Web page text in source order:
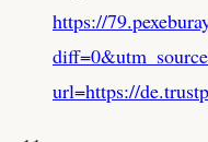
https://
url=https://